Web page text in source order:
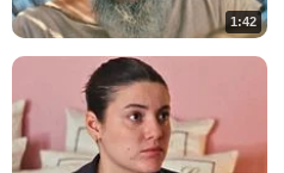
1:42